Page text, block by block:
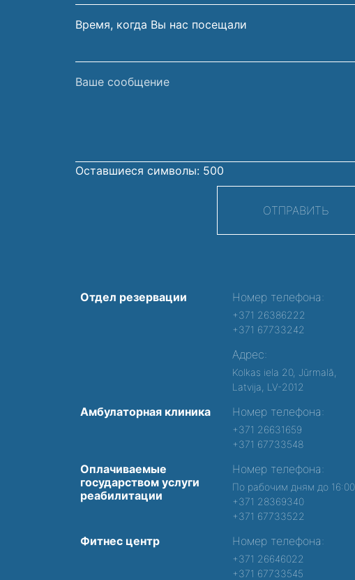
Время, когда Вы нас посещали
Ваше
Оставшиеся символы: 500
ОТПРАВИТЬ
Отдел резервации Номер телефона:
+371 26386222
+371 67733242
Адрес:
Kolkas iela 20, Jūrmalā,
Latvija, LV-2012
Амбулаторная клиника Номер телефона:
+371 26631659
+371 67733548
Оплачиваемые
государством услуги
реабилитации
Номер телефона:
По рабочим дням до 16:00
+371 28369340
+371 67733522
Фитнес центр Номер телефона:
+371 26646022
+371 67733545